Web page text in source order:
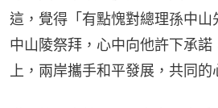
這，覺得「有點愧對總理孫中山
中山陵祭拜，心中向他許下承諾
上，兩岸攜手和平發展，共同的